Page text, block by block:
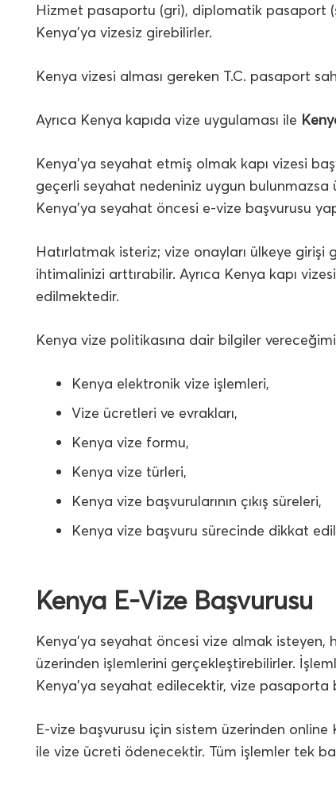
Hizmet pasaportu (gri), diplomatik pasaport
Kenya’ya vizesiz girebilirler.
Kenya vizesi alması gereken T.C. pasaport
Ayrıca Kenya kapıda vize uygulaması ile
Kenya’ya seyahat etmiş olmak kapı vizesi
geçerli seyahat nedeniniz uygun bulunmazsa
Kenya’ya seyahat öncesi e-vize başvurusu
Hatırlatmak isteriz; vize onayları ülkeye girişi
ihtimalinizi arttırabilir. Ayrıca Kenya kapı
edilmektedir.
Kenya vize politikasına dair bilgiler
Kenya elektronik vize işlemleri,
Vize ücretleri ve evrakları,
Kenya vize formu,
Kenya vize türleri,
Kenya vize başvurularının çıkış süreleri,
Kenya vize başvuru sürecinde dikkat
Kenya E-Vize Başvurusu
Kenya’ya seyahat öncesi vize almak isteyen,
üzerinden işlemlerini gerçekleştirebilirler.
Kenya’ya seyahat edilecektir, vize pasaporta
E-vize başvurusu için sistem üzerinden
ile vize ücreti ödenecektir. Tüm işlemler tek